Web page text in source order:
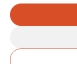
Zásady cookies
JEŠTĚ jednu
Made with Style